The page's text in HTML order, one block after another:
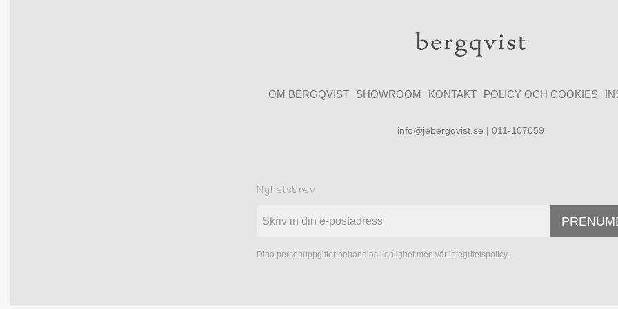
OM BERGQVIST SHOWROOM KONTAKT POLICY OCH COOKIES
info@jebergqvist.se | 011-107059
Nyhetsbrev
Dina personuppgifter behandlas i enlighet med vår integritetspolicy.